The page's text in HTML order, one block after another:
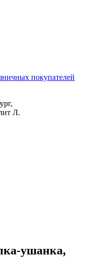
покупателей
Л.
ушанка,